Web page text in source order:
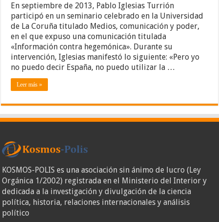
En septiembre de 2013, Pablo Iglesias Turrión
participó en un seminario celebrado en la Universidad
de La Coruña titulado Medios, comunicación y poder,
en el que expuso una comunicación titulada
«Información contra hegemónica». Durante su
intervención, Iglesias manifestó lo siguiente: «Pero yo
no puedo decir España, no puedo utilizar la …
Leer más »
KOSMOS-POLIS es una asociación sin ánimo de lucro (Ley
Orgánica 1/2002) registrada en el Ministerio del Interior y
dedicada a la investigación y divulgación de la ciencia
política, historia, relaciones internacionales y análisis
político